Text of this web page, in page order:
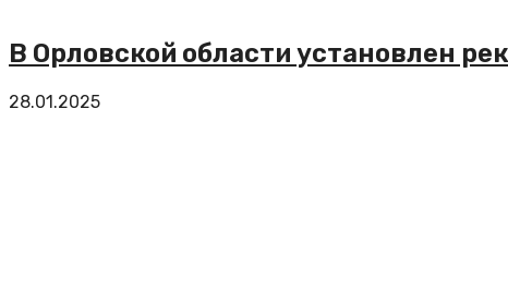
В Орловской области установлен
28.01.2025